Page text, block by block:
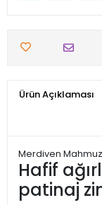
Ürün Açıklaması
Merdiven
Hafif
patinaj